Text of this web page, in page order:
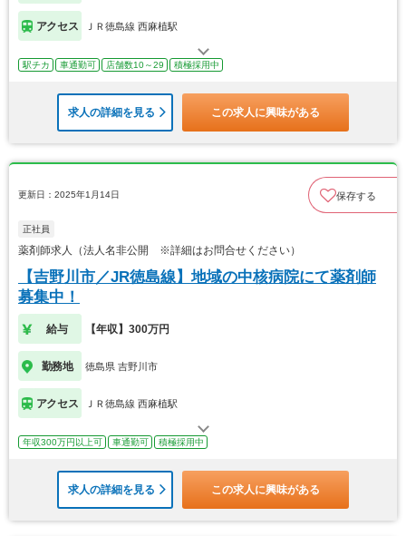
アクセス ＪＲ徳島線 西麻植駅
駅チカ 車通勤可 店舗数10～29 積極採用中
求人の詳細を見る この求人に興味がある
更新日：2025年1月14日 保存する
正社員
薬剤師求人（法人名非公開 ※詳細はお問合せください）
【吉野川市／JR徳島線】地域の中核病院にて薬剤師
募集中！
給与 【年収】300万円
勤務地 徳島県 吉野川市
アクセス ＪＲ徳島線 西麻植駅
年収300万円以上可 車通勤可 積極採用中
求人の詳細を見る この求人に興味がある